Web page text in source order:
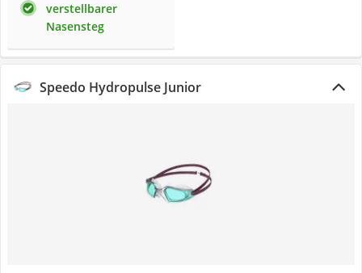
verstellbarer
Nasensteg
Speedo Hydropulse Junior